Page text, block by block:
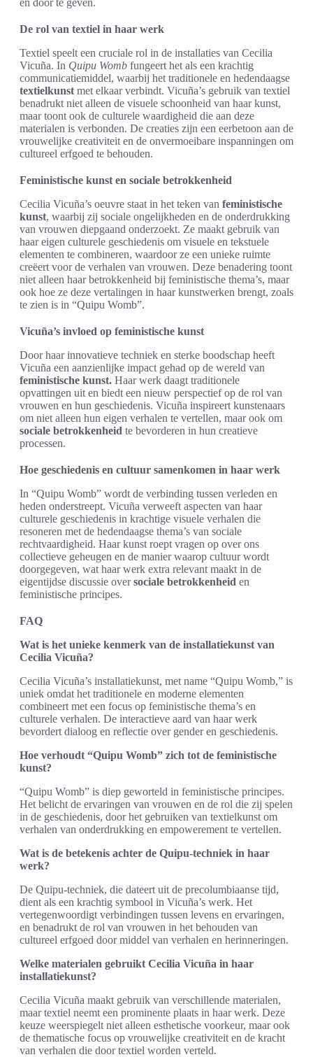
De rol van textiel in haar werk
Textiel speelt een cruciale rol in de installaties van Cecilia
Vicuña. In Quipu Womb fungeert het als een krachtig
communicatiemiddel, waarbij het traditionele en hedendaagse
textielkunst met elkaar verbindt. Vicuña’s gebruik van textiel
benadrukt niet alleen de visuele schoonheid van haar kunst,
maar toont ook de culturele waardigheid die aan deze
materialen is verbonden. De creaties zijn een eerbetoon aan de
vrouwelijke creativiteit en de onvermoeibare inspanningen om
cultureel erfgoed te behouden.
Feministische kunst en sociale betrokkenheid
Cecilia Vicuña’s oeuvre staat in het teken van feministische
kunst, waarbij zij sociale ongelijkheden en de onderdrukking
van vrouwen diepgaand onderzoekt. Ze maakt gebruik van
haar eigen culturele geschiedenis om visuele en tekstuele
elementen te combineren, waardoor ze een unieke ruimte
creëert voor de verhalen van vrouwen. Deze benadering toont
niet alleen haar betrokkenheid bij feministische thema’s, maar
ook hoe ze deze vertalingen in haar kunstwerken brengt, zoals
te zien is in “Quipu Womb”.
Vicuña’s invloed op feministische kunst
Door haar innovatieve techniek en sterke boodschap heeft
Vicuña een aanzienlijke impact gehad op de wereld van
feministische kunst. Haar werk daagt traditionele
opvattingen uit en biedt een nieuw perspectief op de rol van
vrouwen en hun geschiedenis. Vicuña inspireert kunstenaars
om niet alleen hun eigen verhalen te vertellen, maar ook om
sociale betrokkenheid te bevorderen in hun creatieve
processen.
Hoe geschiedenis en cultuur samenkomen in haar werk
In “Quipu Womb” wordt de verbinding tussen verleden en
heden onderstreept. Vicuña verweeft aspecten van haar
culturele geschiedenis in krachtige visuele verhalen die
resoneren met de hedendaagse thema’s van sociale
rechtvaardigheid. Haar kunst roept vragen op over ons
collectieve geheugen en de manier waarop cultuur wordt
doorgegeven, wat haar werk extra relevant maakt in de
eigentijdse discussie oversociale betrokkenheid en
feministische principes.
FAQ
Wat is het unieke kenmerk van de installatiekunst van
Cecilia Vicuña?
Cecilia Vicuña’s installatiekunst, met name “Quipu Womb,” is
uniek omdat het traditionele en moderne elementen
combineert met een focus op feministische thema’s en
culturele verhalen. De interactieve aard van haar werk
bevordert dialoog en reflectie over gender en geschiedenis.
Hoe verhoudt “Quipu Womb” zich tot de feministische
kunst?
“Quipu Womb” is diep geworteld in feministische principes.
Het belicht de ervaringen van vrouwen en de rol die zij spelen
in de geschiedenis, door het gebruiken van textielkunst om
verhalen van onderdrukking en empowerement te vertellen.
Wat is de betekenis achter de Quipu-techniek in haar
werk?
De Quipu-techniek, die dateert uit de precolumbiaanse tijd,
dient als een krachtig symbool in Vicuña’s werk. Het
vertegenwoordigt verbindingen tussen levens en ervaringen,
en benadrukt de rol van vrouwen in het behouden van
cultureel erfgoed door middel van verhalen en herinneringen.
Welke materialen gebruikt Cecilia Vicuña in haar
installatiekunst?
Cecilia Vicuña maakt gebruik van verschillende materialen,
maar textiel neemt een prominente plaats in haar werk. Deze
keuze weerspiegelt niet alleen esthetische voorkeur, maar ook
de thematische focus op vrouwelijke creativiteit en de kracht
van verhalen die door textiel worden verteld.